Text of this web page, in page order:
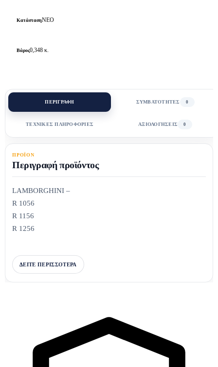
ΚατάστασηΝΕΟ
Βάρος0,348 κ.
ΠΕΡΙΓΡΑΦΗ ΣΥΜΒΑΤΟΤΗΤΕΣ 0
ΤΕΧΝΙΚΕΣ ΠΛΗΡΟΦΟΡΙΕΣ ΑΞΙΟΛΟΓΗΣΕΙΣ 0
ΠΡΟΪΟΝ
Περιγραφή προϊόντος
LAMBORGHINI –
R 1056
R 1156
R 1256
ΔΕΙΤΕ ΠΕΡΙΣΣΟΤΕΡΑ